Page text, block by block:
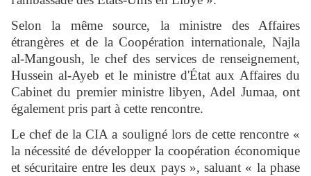
Selon la même source, la ministre des Affaires
étrangères et de la Coopération internationale, Najla
al-Mangoush, le chef des services de renseignement,
Hussein al-Ayeb et le ministre d'État aux Affaires du
Cabinet du premier ministre libyen, Adel Jumaa, ont
également pris part à cette rencontre.
Le chef de la CIA a souligné lors de cette rencontre «
la nécessité de développer la coopération économique
et sécuritaire entre les deux pays », saluant « la phase